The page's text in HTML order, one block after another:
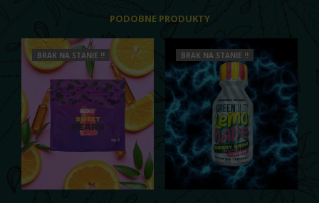
PODOBNE PRODUKTY
BRAK NA STANIE !! BRAK NA STANIE !!